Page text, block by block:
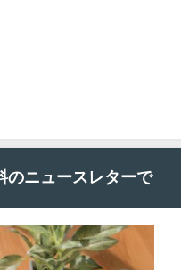
のニュースレターで